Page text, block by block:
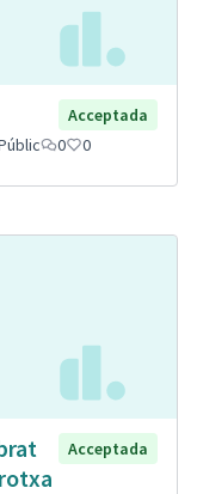
Acceptada
0 0
Acceptada